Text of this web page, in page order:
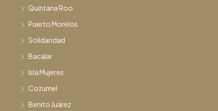
Quintana Roo
Puerto Morelos
Solidaridad
Bacalar
Isla Mujeres
Cozumel
Benito Juárez